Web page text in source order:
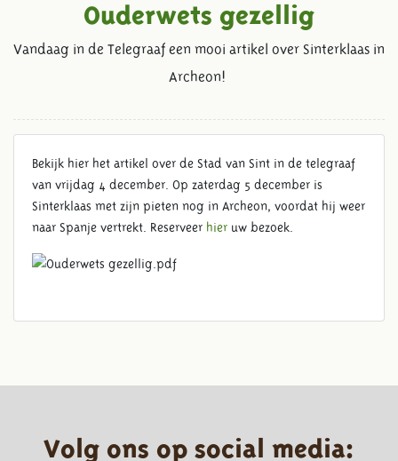
Ouderwets gezellig
Vandaag in de Telegraaf een mooi artikel over Sinterklaas in
Archeon!
Bekijk hier het artikel over de Stad van Sint in de telegraaf
van vrijdag 4 december. Op zaterdag 5 december is
Sinterklaas met zijn pieten nog in Archeon, voordat hij weer
naar Spanje vertrekt. Reserveer hier uw bezoek.
Volg ons op social media: